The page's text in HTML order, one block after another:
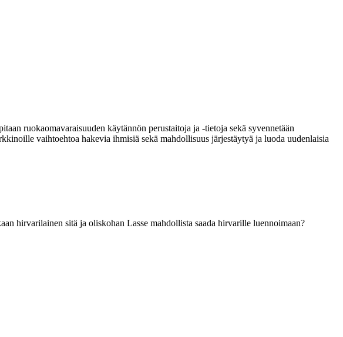
ruokaomavaraisuuden käytännön perustaitoja ja -tietoja sekä syvennetään
vaihtoehtoa hakevia ihmisiä sekä mahdollisuus järjestäytyä ja luoda uudenlaisia
hirvarilainen sitä ja oliskohan Lasse mahdollista saada hirvarille luennoimaan?